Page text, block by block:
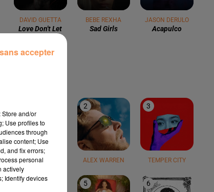
DAVID GUETTA
Love Don't Let
BEBE REXHA
Sad Girls
JASON DERULO
Acapulco
TEDDY SWIMS
2
ALEX WARREN
3
TEMPER CITY
4 5 6
and/or
Use profiles to
through
content; Use
and fix errors;
personal
actively
Identify devices
accepter